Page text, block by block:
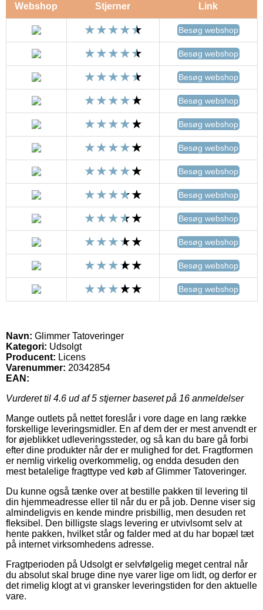
Webshop Stjerner Link
Besøg webshop
Besøg webshop
Besøg webshop
Besøg webshop
Besøg webshop
Besøg webshop
Besøg webshop
Besøg webshop
Besøg webshop
Besøg webshop
Besøg webshop
Besøg webshop
Navn: Glimmer Tatoveringer
Kategori: Udsolgt
Producent: Licens
Varenummer: 20342854
EAN:
Vurderet til 4.6 ud af 5 stjerner baseret på 16 anmeldelser
Mange outlets på nettet foreslår i vore dage en lang række
forskellige leveringsmidler. En af dem der er mest anvendt er
for øjeblikket udleveringssteder, og så kan du bare gå forbi
efter dine produkter når der er mulighed for det. Fragtformen
er nemlig virkelig overkommelig, og endda desuden den
mest betalelige fragttype ved køb af Glimmer Tatoveringer.
Du kunne også tænke over at bestille pakken til levering til
din hjemmeadresse eller til når du er på job. Denne viser sig
almindeligvis en kende mindre prisbillig, men desuden ret
fleksibel. Den billigste slags levering er utvivlsomt selv at
hente pakken, hvilket står og falder med at du har bopæl tæt
på internet virksomhedens adresse.
Fragtperioden på Udsolgt er selvfølgelig meget central når
du absolut skal bruge dine nye varer lige om lidt, og derfor er
det rimelig klogt at vi gransker leveringstiden for den aktuelle
vare.